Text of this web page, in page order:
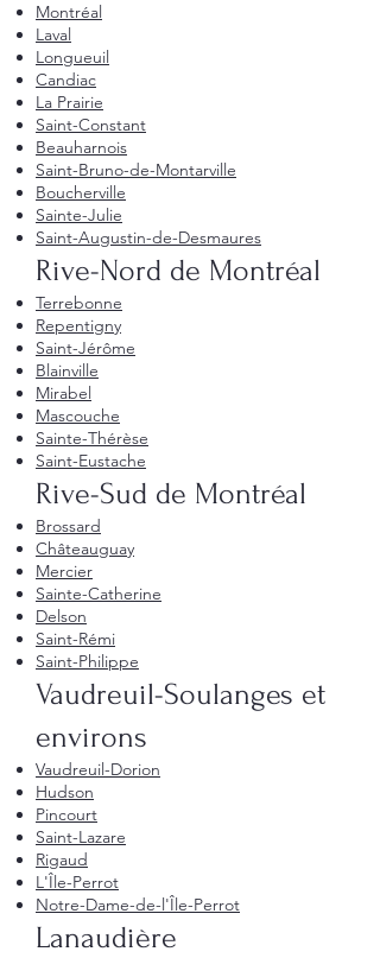
Montréal
Laval
Longueuil
Candiac
La Prairie
Saint-Constant
Beauharnois
Saint-Bruno-de-Montarville
Boucherville
Sainte-Julie
Saint-Augustin-de-Desmaures
Rive-Nord de Montréal
Terrebonne
Repentigny
Saint-Jérôme
Blainville
Mirabel
Mascouche
Sainte-Thérèse
Saint-Eustache
Rive-Sud de Montréal
Brossard
Châteauguay
Mercier
Sainte-Catherine
Delson
Saint-Rémi
Saint-Philippe
Vaudreuil-Soulanges et
environs
Vaudreuil-Dorion
Hudson
Pincourt
Saint-Lazare
Rigaud
L'Île-Perrot
Notre-Dame-de-l'Île-Perrot
Lanaudière